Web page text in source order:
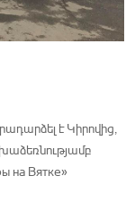
է Կիրովից,
на Вятке»